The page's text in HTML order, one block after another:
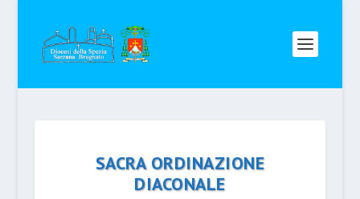
SACRA ORDINAZIONE
DIACONALE